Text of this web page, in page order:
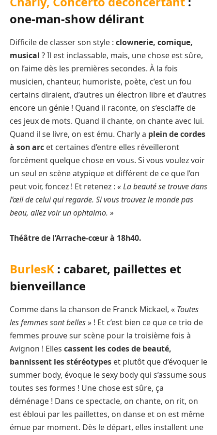
one-man-show délirant
Difficile de classer son style : clownerie, comique,
musical ? Il est inclassable, mais, une chose est sûre,
on l’aime dès les premières secondes. À la fois
musicien, chanteur, humoriste, poète, c’est un fou
certains diraient, d’autres un électron libre et d’autres
encore un génie ! Quand il raconte, on s’esclaffe de
ces jeux de mots. Quand il chante, on chante avec lui.
Quand il se livre, on est ému. Charly a plein de cordes
à son arc et certaines d’entre elles réveilleront
forcément quelque chose en vous. Si vous voulez voir
un seul en scène atypique et différent de ce que l’on
peut voir, foncez ! Et retenez : « La beauté se trouve dans
l’œil de celui qui regarde. Si vous trouvez le monde pas
beau, allez voir un ophtalmo. »
Théâtre de l’Arrache-cœur à 18h40.
BurlesK : cabaret, paillettes et
bienveillance
Comme dans la chanson de Franck Mickael, « Toutes
les femmes sont belles» ! Et c’est bien ce que ce trio de
femmes prouve sur scène pour la troisième fois à
Avignon ! Elles cassent les codes de beauté,
bannissent les stéréotypes et plutôt que d’évoquer le
summer body, évoque le sexy body qui s’assume sous
toutes ses formes ! Une chose est sûre, ça
déménage ! Dans ce spectacle, on chante, on rit, on
est ébloui par les paillettes, on danse et on est même
émue par moment. Dès le départ, elles installent une